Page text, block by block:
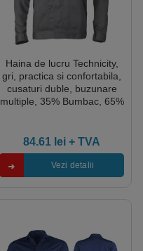
Haina de lucru Technicity,
gri, practica si confortabila,
cusaturi duble, buzunare
multiple, 35% Bumbac, 65%
84.61 lei + TVA
Vezi detalii